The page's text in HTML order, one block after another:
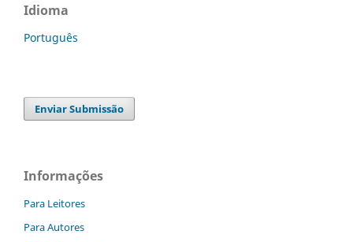
Idioma
Português
Enviar Submissão
Informações
Para Leitores
Para Autores